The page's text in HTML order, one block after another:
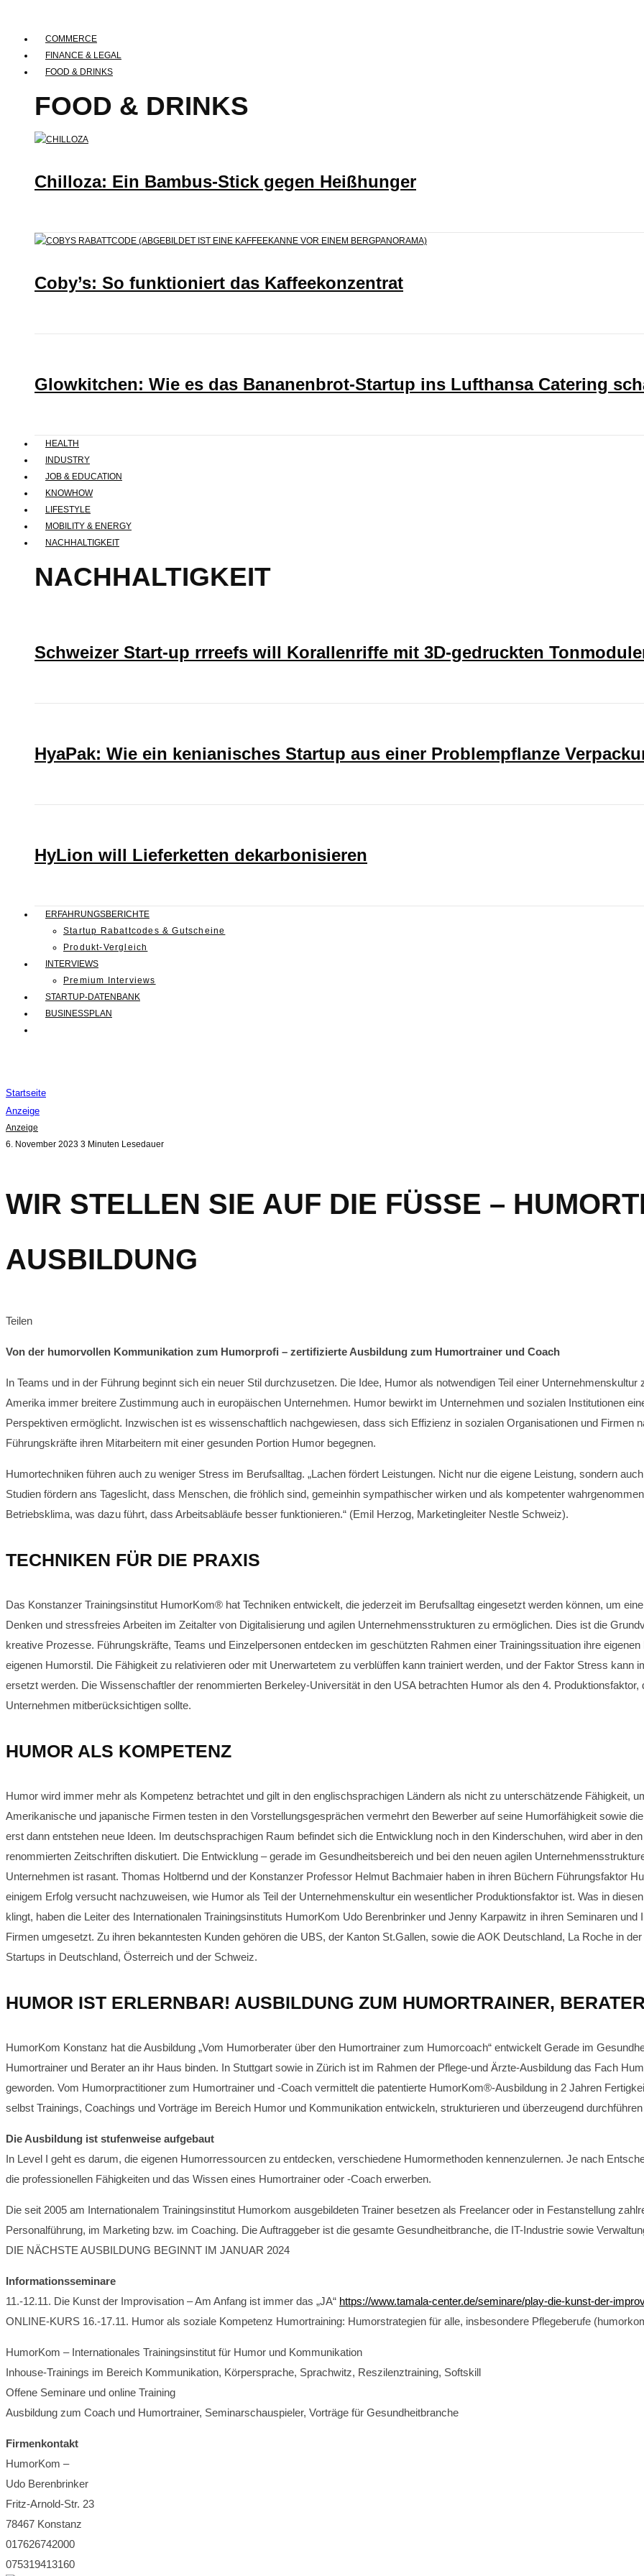
COMMERCE
FINANCE & LEGAL
FOOD & DRINKS
FOOD & DRINKS
Chilloza: Ein Bambus-Stick gegen Heißhunger
Coby’s: So funktioniert das Kaffeekonzentrat
Glowkitchen: Wie es das Bananenbrot-Startup ins Lufthansa Catering
HEALTH
INDUSTRY
JOB & EDUCATION
KNOWHOW
LIFESTYLE
MOBILITY & ENERGY
NACHHALTIGKEIT
NACHHALTIGKEIT
Schweizer Start-up rrreefs will Korallenriffe mit 3D-gedruckten
HyaPak: Wie ein kenianisches Startup aus einer Problempflanze
HyLion will Lieferketten dekarbonisieren
ERFAHRUNGSBERICHTE
Startup Rabattcodes & Gutscheine
Produkt-Vergleich
INTERVIEWS
Premium Interviews
STARTUP-DATENBANK
BUSINESSPLAN
Startseite
Anzeige
Anzeige
6. November 2023 3 Minuten Lesedauer
WIR STELLEN SIE AUF DIE FÜSSE –
AUSBILDUNG
Teilen
Von der humorvollen Kommunikation zum Humorprofi – zertifizierte Ausbildung zum Humortrainer und Coach
In Teams und in der Führung beginnt sich ein neuer Stil durchzusetzen. Die Idee, Humor als notwendigen Teil einer
Amerika immer breitere Zustimmung auch in europäischen Unternehmen. Humor bewirkt im Unternehmen und sozialen Institutionen
Perspektiven ermöglicht. Inzwischen ist es wissenschaftlich nachgewiesen, dass sich Effizienz in sozialen Organisationen und Firmen
Führungskräfte ihren Mitarbeitern mit einer gesunden Portion Humor begegnen.
Humortechniken führen auch zu weniger Stress im Berufsalltag. „Lachen fördert Leistungen. Nicht nur die eigene Leistung, sondern
Studien fördern ans Tageslicht, dass Menschen, die fröhlich sind, gemeinhin sympathischer wirken und als kompetenter
Betriebsklima, was dazu führt, dass Arbeitsabläufe besser funktionieren.“ (Emil Herzog, Marketingleiter Nestle Schweiz).
TECHNIKEN FÜR DIE PRAXIS
Das Konstanzer Trainingsinstitut HumorKom® hat Techniken entwickelt, die jederzeit im Berufsalltag eingesetzt werden können, um
Denken und stressfreies Arbeiten im Zeitalter von Digitalisierung und agilen Unternehmensstrukturen zu ermöglichen. Dies ist die
kreative Prozesse. Führungskräfte, Teams und Einzelpersonen entdecken im geschützten Rahmen einer Trainingssituation ihre
eigenen Humorstil. Die Fähigkeit zu relativieren oder mit Unerwartetem zu verblüffen kann trainiert werden, und der Faktor Stress kann
ersetzt werden. Die Wissenschaftler der renommierten Berkeley-Universität in den USA betrachten Humor als den 4. Produktionsfaktor,
Unternehmen mitberücksichtigen sollte.
HUMOR ALS KOMPETENZ
Humor wird immer mehr als Kompetenz betrachtet und gilt in den englischsprachigen Ländern als nicht zu unterschätzende Fähigkeit,
Amerikanische und japanische Firmen testen in den Vorstellungsgesprächen vermehrt den Bewerber auf seine Humorfähigkeit sowie
erst dann entstehen neue Ideen. Im deutschsprachigen Raum befindet sich die Entwicklung noch in den Kinderschuhen, wird aber in
renommierten Zeitschriften diskutiert. Die Entwicklung – gerade im Gesundheitsbereich und bei den neuen agilen
Unternehmen ist rasant. Thomas Holtbernd und der Konstanzer Professor Helmut Bachmaier haben in ihren Büchern Führungsfaktor
einigem Erfolg versucht nachzuweisen, wie Humor als Teil der Unternehmenskultur ein wesentlicher Produktionsfaktor ist. Was in
klingt, haben die Leiter des Internationalen Trainingsinstituts HumorKom Udo Berenbrinker und Jenny Karpawitz in ihren Seminaren
Firmen umgesetzt. Zu ihren bekanntesten Kunden gehören die UBS, der Kanton St.Gallen, sowie die AOK Deutschland, La Roche in
Startups in Deutschland, Österreich und der Schweiz.
HUMOR IST ERLERNBAR! AUSBILDUNG ZUM HUMORTRAINER,
HumorKom Konstanz hat die Ausbildung „Vom Humorberater über den Humortrainer zum Humorcoach“ entwickelt Gerade im
Humortrainer und Berater an ihr Haus binden. In Stuttgart sowie in Zürich ist im Rahmen der Pflege-und Ärzte-Ausbildung das Fach
geworden. Vom Humorpractitioner zum Humortrainer und -Coach vermittelt die patentierte HumorKom®-Ausbildung in 2 Jahren
selbst Trainings, Coachings und Vorträge im Bereich Humor und Kommunikation entwickeln, strukturieren und überzeugend
Die Ausbildung ist stufenweise aufgebaut
In Level I geht es darum, die eigenen Humorressourcen zu entdecken, verschiedene Humormethoden kennenzulernen. Je nach
die professionellen Fähigkeiten und das Wissen eines Humortrainer oder -Coach erwerben.
Die seit 2005 am Internationalem Trainingsinstitut Humorkom ausgebildeten Trainer besetzen als Freelancer oder in Festanstellung
Personalführung, im Marketing bzw. im Coaching. Die Auftraggeber ist die gesamte Gesundheitbranche, die IT-Industrie sowie
DIE NÄCHSTE AUSBILDUNG BEGINNT IM JANUAR 2024
Informationsseminare
11.-12.11. Die Kunst der Improvisation – Am Anfang ist immer das „JA“ https://www.tamala-center.de/seminare/play-die-kunst-der-
ONLINE-KURS 16.-17.11. Humor als soziale Kompetenz Humortraining: Humorstrategien für alle, insbesondere Pflegeberufe
HumorKom – Internationales Trainingsinstitut für Humor und Kommunikation
Inhouse-Trainings im Bereich Kommunikation, Körpersprache, Sprachwitz, Reszilenztraining, Softskill
Offene Seminare und online Training
Ausbildung zum Coach und Humortrainer, Seminarschauspieler, Vorträge für Gesundheitbranche
Firmenkontakt
HumorKom –
Udo Berenbrinker
Fritz-Arnold-Str. 23
78467 Konstanz
017626742000
075319413160